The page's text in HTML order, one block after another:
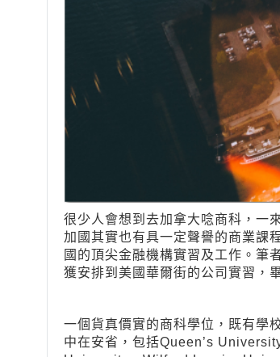
很少人會想到去加拿大唸商科，一
加國其實也有具一定聲譽的商業課
國的頂尖金融機構實習及工作。
獲安排到美國華爾街的公司實習，
一個貨真價實的商科學位，既有學
中在安省，包括Queen’s